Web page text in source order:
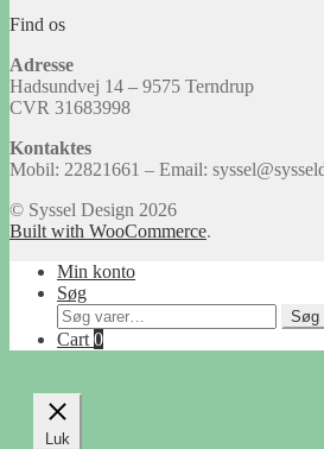
Find os
Adresse
Hadsundvej 14 – 9575 Terndrup
CVR 31683998
Kontaktes
Mobil: 22821661 – Email:
© Syssel Design 2026
Built with WooCommerce.
Min konto
Søg
Søg
efter:
Søg
Cart 0
Luk